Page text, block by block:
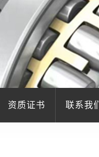
资质证书 联系我们